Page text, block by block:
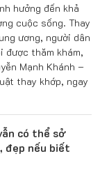
hưởng đến khả
cuộc sống. Thay
ương, người dân
được thăm khám,
Mạnh Khánh –
thay khớp, ngay
có thể sở
đẹp nếu biết